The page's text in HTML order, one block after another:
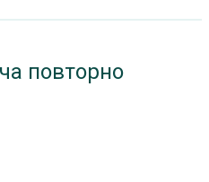
повторно